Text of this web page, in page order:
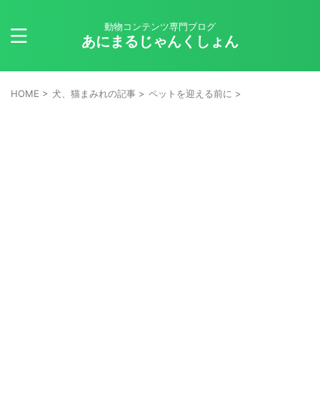
動物コンテンツ専門ブログ
あにまるじゃんくしょん
HOME > 犬、猫まみれの記事 > ペットを迎える前に >